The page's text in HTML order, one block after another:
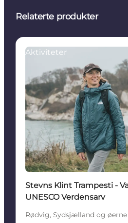
Relaterte produkter
Aktiviteter
Stevns Klint Trampesti -
UNESCO Verdensarv
Rødvig, Sydsjælland og øerne